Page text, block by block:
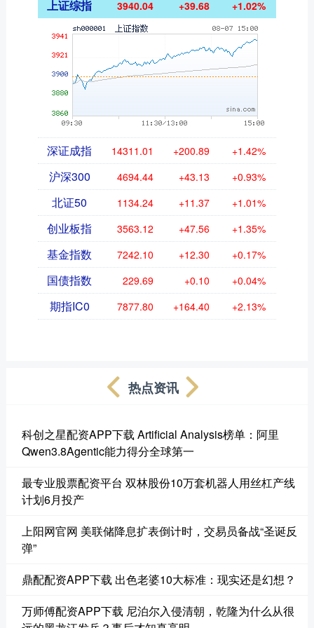
上证综指 3940.04 +39.68 +1.02%
深证成指 14311.01 +200.89 +1.42%
沪深300 4694.44 +43.13 +0.93%
北证50 1134.24 +11.37 +1.01%
创业板指 3563.12 +47.56 +1.35%
基金指数 7242.10 +12.30 +0.17%
国债指数 229.69 +0.10 +0.04%
期指IC0 7877.80 +164.40 +2.13%
热点资讯
科创之星配资APP下载 Artificial Analysis榜单：阿里
Qwen3.8Agentic能力得分全球第一
最专业股票配资平台 双林股份10万套机器人用丝杠产线
计划6月投产
上阳网官网 美联储降息扩表倒计时，交易员备战“圣诞反
弹”
鼎配配资APP下载 出色老婆10大标准：现实还是幻想？
万师傅配资APP下载 尼泊尔入侵清朝，乾隆为什么从很